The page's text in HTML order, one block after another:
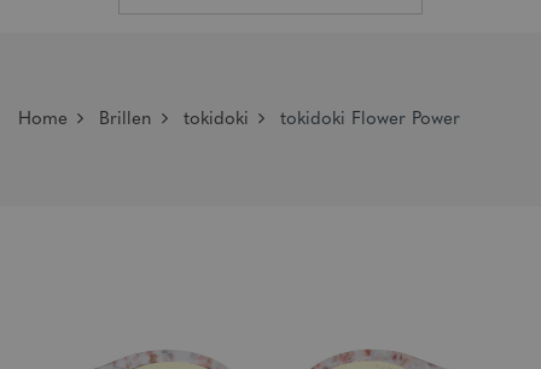
Home Brillen tokidoki tokidoki Flower Power